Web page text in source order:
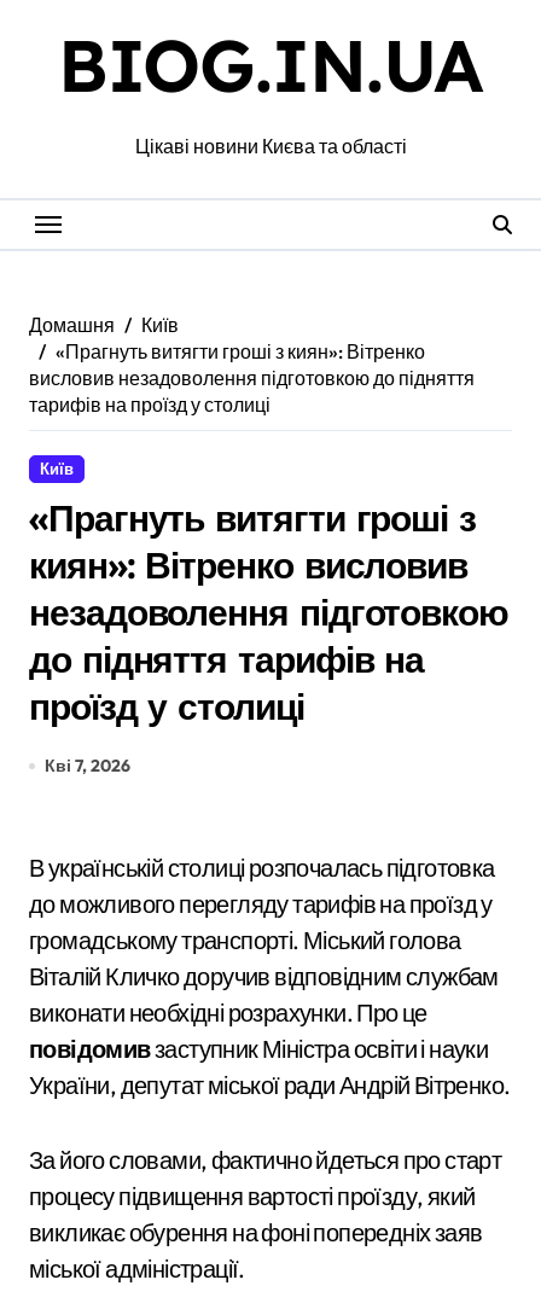
BIOG.IN.UA
Цікаві новини Києва та області
Домашня
Київ
«Прагнуть витягти гроші з киян»: Вітренко
висловив незадоволення підготовкою до підняття
тарифів на проїзд у столиці
Київ
«Прагнуть витягти гроші з
киян»: Вітренко висловив
незадоволення підготовкою
до підняття тарифів на
проїзд у столиці
Кві 7, 2026
В українській столиці розпочалась підготовка
до можливого перегляду тарифів на проїзд у
громадському транспорті. Міський голова
Віталій Кличкодоручив відповідним службам
виконати необхідні розрахунки. Про це
повідомивзаступник Міністра освіти і науки
України, депутат міської ради Андрій Вітренко.
За його словами, фактично йдеться про старт
процесу підвищення вартості проїзду, який
викликає обурення на фоні попередніх заяв
міської адміністрації.